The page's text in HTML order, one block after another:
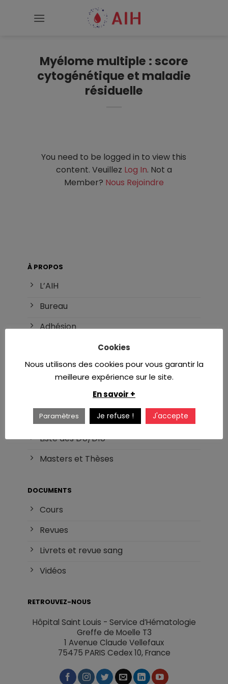
Myélome multiple : score
cytogénétique et maladie
résiduelle
You need to be logged in to view this
content. Veuillez Log In. Not a
Member? Nous Rejoindre
À PROPOS
L’AIH
Bureau
Adhésion
INTERNAT
DES d’hématologie
Réforme du DES
Liste des DU/DIU
Masters et Thèses
DOCUMENTS
Cours
Revues
Livrets et revue sang
Vidéos
RETROUVEZ-NOUS
Hôpital Saint Louis - Service d’Hématologie
Greffe de Moelle T3
1 Avenue Claude Vellefaux
75475 PARIS Cedex 10, France
Cookies
Nous utilisons des cookies pour vous garantir la
meilleure expérience sur le site.
En savoir +
Paramètres Je refuse ! J'accepte